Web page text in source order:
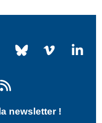
newsletter !